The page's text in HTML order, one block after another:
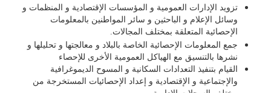
تزويد الإدارات العمومية و المؤسسات الإقتصادية و المنظمات و
وسائل الإعلام و الباحثين و سائر المواطنين بالمعلومات
الإحصائية المتعلقة بمختلف المجالات.
جمع المعلومات الإحصائية الخاصة بالبلاد و معالجتها و تحليلها و
نشرها بالتنسيق مع الهياكل العمومية الأخرى للإحصاء
القيام بتنفيذ التعدادات السكانية و المسوح الديموغرافية
والإجتماعية و الإقتصادية و إعداد الإحصائيات المستخرجة من